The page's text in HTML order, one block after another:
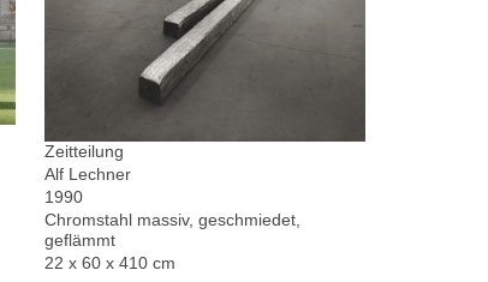
Zeitteilung
Alf Lechner
1990
Chromstahl massiv, geschmiedet,
geflämmt
22 x 60 x 410 cm